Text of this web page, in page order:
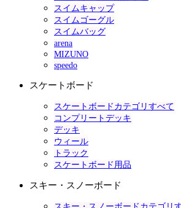
スイムキャップ
スイムゴーグル
スイムバッグ
arena
MIZUNO
speedo
スケートボード
スケートボードカテゴリすべて
コンプリートデッキ
デッキ
ウィール
トラック
スケートボード用品
スキー・スノーボード